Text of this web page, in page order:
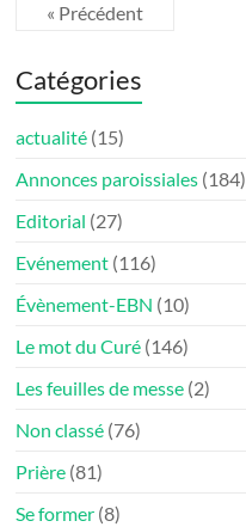
« Précédent
Catégories
actualité (15)
Annonces paroissiales (184)
Editorial (27)
Evénement (116)
Évènement-EBN (10)
Le mot du Curé (146)
Les feuilles de messe (2)
Non classé (76)
Prière (81)
Se former (8)